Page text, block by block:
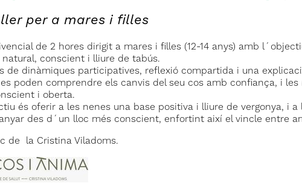
per a mares i filles
de 2 hores dirigit a mares i filles (12-14 anys) amb
conscient i lliure de tabús.
de dinàmiques participatives, reflexió compartida i una
poden comprendre els canvis del seu cos amb confiança, i
i oberta.
és oferir a les nenes una base positiva i lliure de vergonya, i
des d´un lloc més conscient, enfortint així el vincle entre
de la Cristina Viladoms.